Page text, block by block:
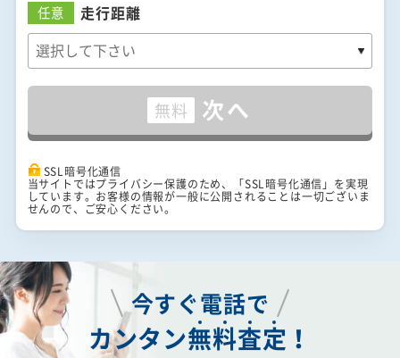
任意 走行距離
無料 次へ
SSL暗号化通信
当サイトではプライバシー保護のため、「SSL暗号化通信」を実現
しています。お客様の情報が一般に公開されることは一切ございま
せんので、ご安心ください。
今すぐ電話で
カンタン無料査定 ！